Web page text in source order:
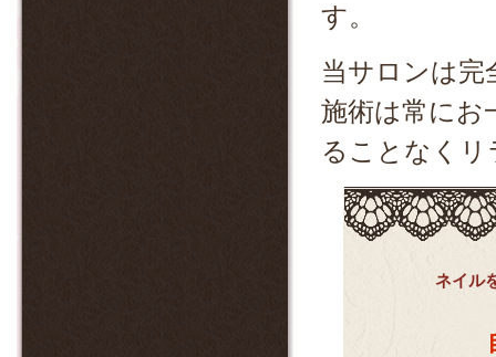
す。
当サロンは完
施術は常にお
ることなく
ネイル